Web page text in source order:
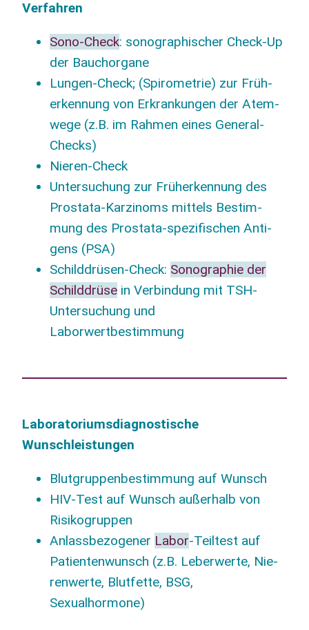
Verfahren
Sono-Check: sono­gra­phi­scher Check-Up
der Bauchorgane
Lun­gen-Check; (Spi­ro­me­trie) zur Früh­
erken­nung von Erkran­kun­gen der Atem­
we­ge (z.B. im Rah­men eines General-
Checks)
Nie­ren-Check
Unter­su­chung zur Früh­erken­nung des
Pro­sta­ta-Kar­zi­noms mit­tels Bestim­
mung des Pro­sta­ta-spe­zi­fi­schen Anti­
gens (PSA)
Schild­drü­sen-Check: Sono­gra­phie der
Schild­drü­se in Ver­bin­dung mit TSH-
Unter­su­chung und
Laborwertbestimmung
Labo­ra­to­ri­ums­dia­gnos­ti­sche
Wunschleistungen
Blut­grup­pen­be­stim­mung auf Wunsch
HIV-Test auf Wunsch außer­halb von
Risikogruppen
Anlass­be­zo­ge­ner Labor-Teil­test auf
Pati­en­ten­wunsch (z.B. Leber­wer­te, Nie­
ren­wer­te, Blut­fet­te, BSG,
Sexualhormone)